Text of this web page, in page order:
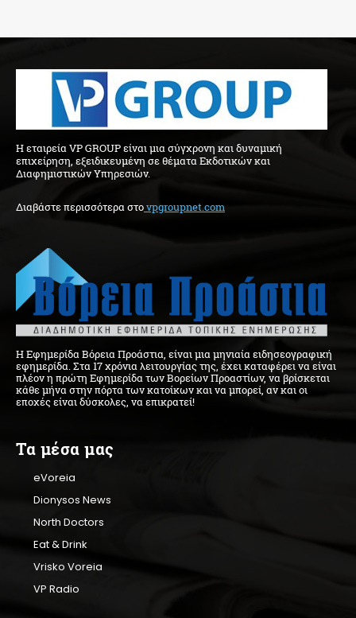
H εταιρεία VP GROUP είναι μια σύγχρονη και δυναμική
επιχείρηση, εξειδικευμένη σε θέματα Εκδοτικών και
Διαφημιστικών Υπηρεσιών.
Διαβάστε περισσότερα στovpgroupnet.com
Η Εφημερίδα Βόρεια Προάστια, είναι μια μηνιαία ειδησεογραφική
εφημερίδα. Στα 17 χρόνια λειτουργίας της, έχει καταφέρει να είναι
πλέον η πρώτη Εφημερίδα των Βορείων Προαστίων, να βρίσκεται
κάθε μήνα στην πόρτα των κατοίκων και να μπορεί, αν και οι
εποχές είναι δύσκολες, να επικρατεί!
Τα μέσα μας
eVoreia
Dionysos News
North Doctors
Eat & Drink
Vrisko Voreia
VP Radio